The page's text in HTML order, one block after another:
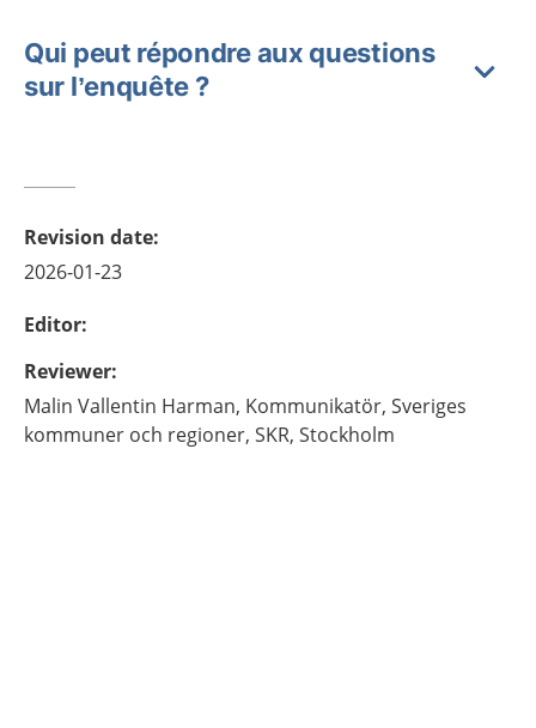
Qui peut répondre aux questions
sur l’enquête ?
Revision date:
2026-01-23
Editor:
Reviewer:
Malin Vallentin Harman, Kommunikatör, Sveriges
kommuner och regioner, SKR, Stockholm